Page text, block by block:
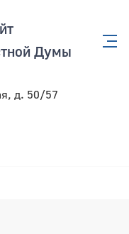
Думы
д. 50/57